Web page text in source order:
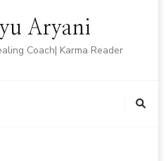
Aryani
Coach| Karma Reader